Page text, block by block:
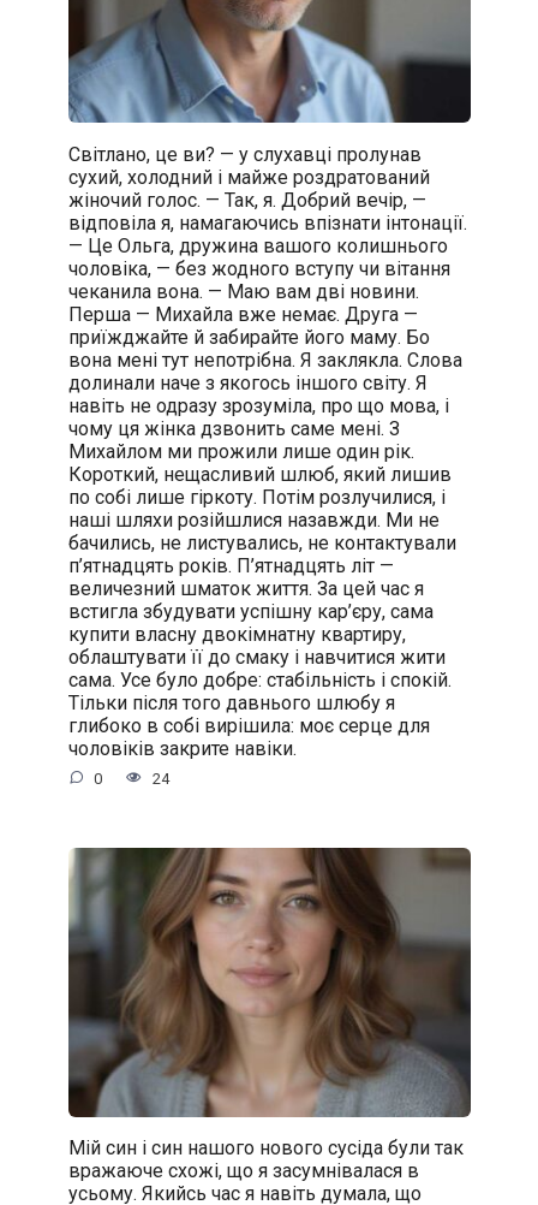
Світлано, це ви? — у слухавці пролунав
сухий, холодний і майже роздратований
жіночий голос. — Так, я. Добрий вечір, —
відповіла я, намагаючись впізнати інтонації.
— Це Ольга, дружина вашого колишнього
чоловіка, — без жодного вступу чи вітання
чеканила вона. — Маю вам дві новини.
Перша — Михайла вже немає. Друга —
приїжджайте й забирайте його маму. Бо
вона мені тут непотрібна. Я заклякла. Слова
долинали наче з якогось іншого світу. Я
навіть не одразу зрозуміла, про що мова, і
чому ця жінка дзвонить саме мені. З
Михайлом ми прожили лише один рік.
Короткий, нещасливий шлюб, який лишив
по собі лише гіркоту. Потім розлучилися, і
наші шляхи розійшлися назавжди. Ми не
бачились, не листувались, не контактували
п’ятнадцять років. П’ятнадцять літ —
величезний шматок життя. За цей час я
встигла збудувати успішну кар’єру, сама
купити власну двокімнатну квартиру,
облаштувати її до смаку і навчитися жити
сама. Усе було добре: стабільність і спокій.
Тільки після того давнього шлюбу я
глибоко в собі вирішила: моє серце для
чоловіків закрите навіки.
0 24
Мій син і син нашого нового сусіда були так
вражаюче схожі, що я засумнівалася в
усьому. Якийсь час я навіть думала, що